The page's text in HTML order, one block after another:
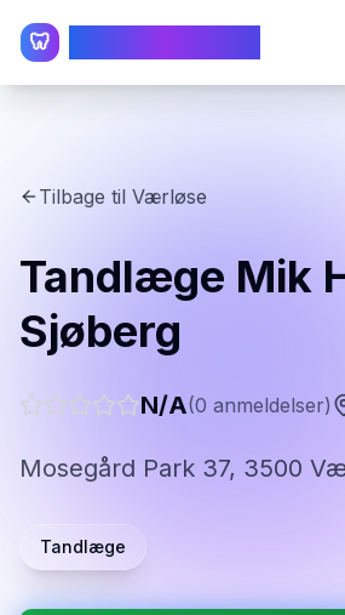
🦷
Tilbage til Værløse
Tandlæge Mik
Sjøberg
N/A(0 anmeldelser)
Mosegård Park 37, 3500
Tandlæge